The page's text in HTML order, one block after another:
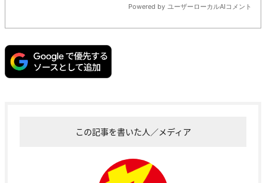
この記事を書いた人／メディア